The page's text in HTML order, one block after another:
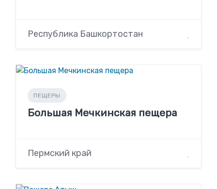
Республика Башкортостан
ПЕЩЕРЫ
Большая Мечкинская пещера
Пермский край